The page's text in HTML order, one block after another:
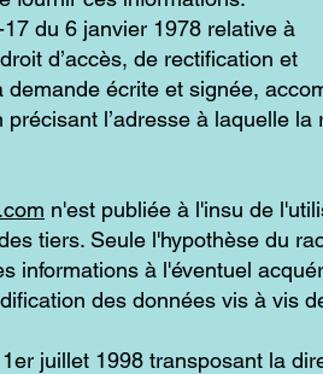
du 6 janvier 1978 relative à
d’accès, de rectification et
écrite et signée,
l’adresse à laquelle la
n'est publiée à l'insu de
tiers. Seule l'hypothèse du
informations à l'éventuel
des données vis à vis
juillet 1998 transposant la